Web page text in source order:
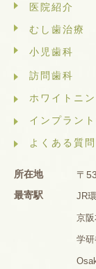
医院紹介
むし歯治療
小児歯科
訪問歯科
ホワイトニ
インプラン
よくある質問
所在地
〒
最寄駅
JR
京
学